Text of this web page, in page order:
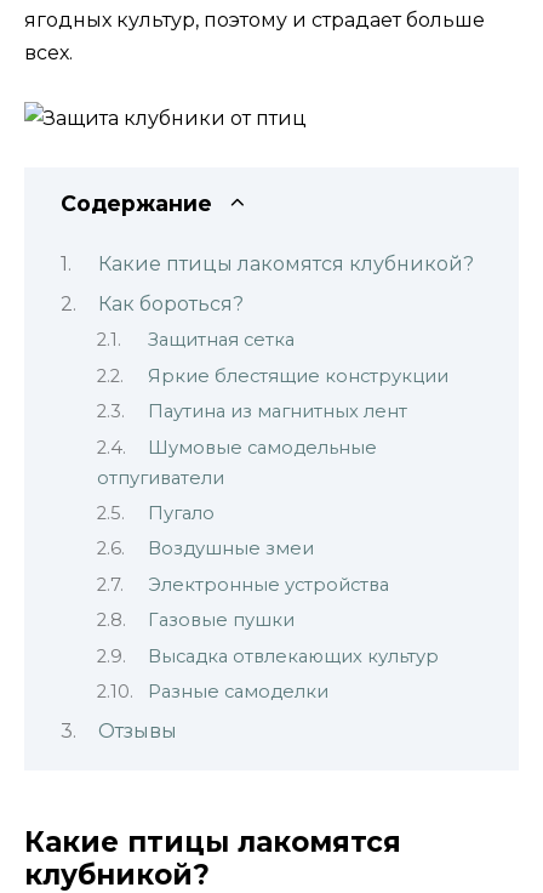
ягодных культур, поэтому и страдает больше
всех.
Содержание
Какие птицы лакомятся клубникой?
Как бороться?
Защитная сетка
Яркие блестящие конструкции
Паутина из магнитных лент
Шумовые самодельные
отпугиватели
Пугало
Воздушные змеи
Электронные устройства
Газовые пушки
Высадка отвлекающих культур
Разные самоделки
Отзывы
Какие птицы лакомятся
клубникой?